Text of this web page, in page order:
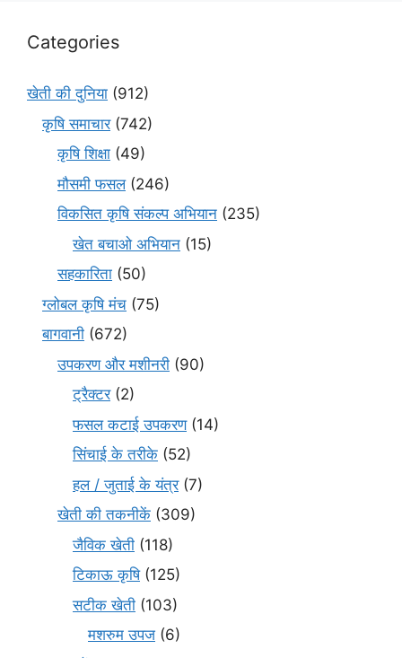
Categories
खेती की दुनिया (912)
कृषि समाचार(742)
कृषि शिक्षा (49)
मौसमी फसल(246)
विकसित कृषि संकल्प अभियान (235)
खेत बचाओ अभियान (15)
सहकारिता (50)
ग्लोबल कृषि मंच (75)
बागवानी (672)
उपकरण और मशीनरी (90)
ट्रैक्टर(2)
फसल कटाई उपकरण(14)
सिंचाई के तरीके (52)
हल / जुताई के यंत्र(7)
खेती की तकनीकें (309)
जैविक खेती (118)
टिकाऊ कृषि(125)
सटीक खेती (103)
मशरुम उपज (6)